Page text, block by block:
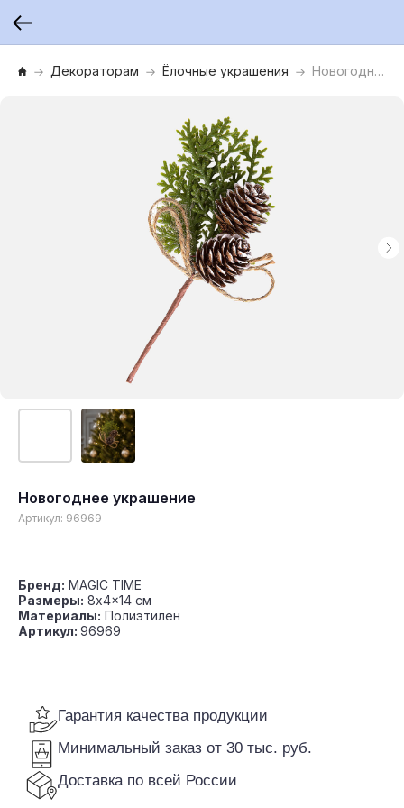
Декораторам Ёлочные украшения Новогоднее украшение
Новогоднее украшение
Артикул: 96969
Бренд: MAGIC TIME
Размеры: 8x4x14 см
Материалы: Полиэтилен
Артикул: 96969